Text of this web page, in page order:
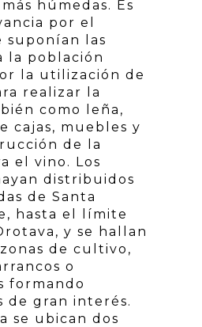
húmedas. Es
por el
suponían las
la población
la utilización de
realizar la
como leña,
cajas, muebles y
de la
el vino. Los
distribuidos
de Santa
hasta el límite
y se hallan
de cultivo,
o
formando
de gran interés.
se ubican dos